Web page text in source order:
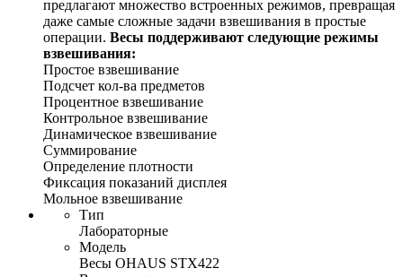
предлагают множество встроенных режимов, превращая
даже самые сложные задачи взвешивания в простые
операции. Весы поддерживают следующие режимы
взвешивания:
Простое взвешивание
Подсчет кол-ва предметов
Процентное взвешивание
Контрольное взвешивание
Динамическое взвешивание
Суммирование
Определение плотности
Фиксация показаний дисплея
Мольное взвешивание
Тип
Лабораторные
Модель
Весы OHAUS STX422